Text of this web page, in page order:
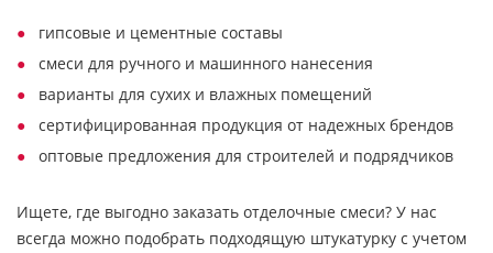
гипсовые и цементные составы
смеси для ручного и машинного нанесения
варианты для сухих и влажных помещений
сертифицированная продукция от надежных брендов
оптовые предложения для строителей и подрядчиков
Ищете, где выгодно заказать отделочные смеси? У нас
всегда можно подобрать подходящую штукатурку с учетом